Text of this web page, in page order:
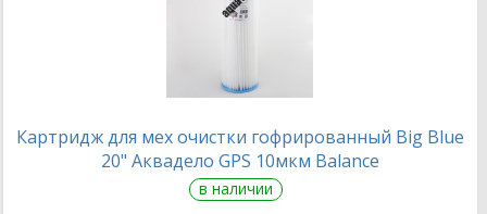
Картридж для мех очистки гофрированный Big Blue
20" Аквадело GPS 10мкм Balance
в наличии